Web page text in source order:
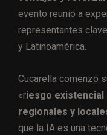
evento reunió a
representantes
y Latinoamérica.
Cucarella comenzó
«riesgo existencial
regionales y
que la IA es una